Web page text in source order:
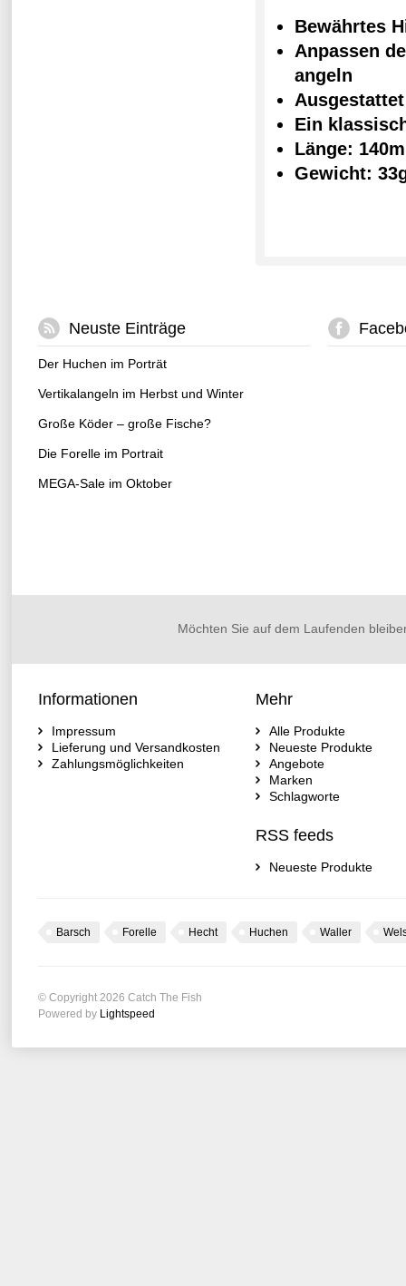
Bewährtes
Anpassen
angeln
Ein
Länge:
Gewicht:
Neuste Einträge
Der Huchen im Porträt
Vertikalangeln im Herbst und Winter
Große Köder – große Fische?
Die Forelle im Portrait
MEGA-Sale im Oktober
Möchten Sie auf dem Laufenden
Informationen
Impressum
Lieferung und Versandkosten
Zahlungsmöglichkeiten
Mehr
Alle Produkte
Neueste Produkte
Angebote
Marken
Schlagworte
RSS feeds
Neueste Produkte
Barsch Forelle Hecht Huchen Waller
© Copyright 2026 Catch The Fish
Powered by Lightspeed